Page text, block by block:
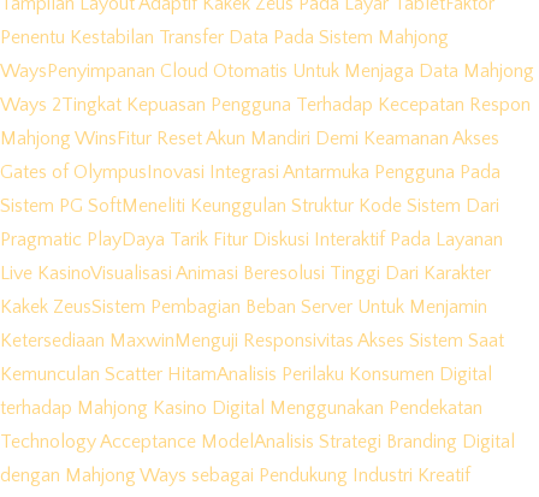
Penentu Kestabilan Transfer Data Pada Sistem Mahjong
Ways Penyimpanan Cloud Otomatis Untuk Menjaga Data Mahjong
Ways 2Tingkat Kepuasan Pengguna Terhadap Kecepatan Respon
Mahjong Wins Fitur Reset Akun Mandiri Demi Keamanan Akses
Gates of Olympus Inovasi Integrasi Antarmuka Pengguna Pada
Sistem PG SoftMeneliti Keunggulan Struktur Kode Sistem Dari
Pragmatic PlayDaya Tarik Fitur Diskusi Interaktif Pada Layanan
Live KasinoVisualisasi Animasi Beresolusi Tinggi Dari Karakter
Kakek ZeusSistem Pembagian Beban Server Untuk Menjamin
Ketersediaan Maxwin Menguji Responsivitas Akses Sistem Saat
Kemunculan Scatter HitamAnalisis Perilaku Konsumen Digital
terhadap Mahjong Kasino Digital Menggunakan Pendekatan
Technology Acceptance Model Analisis Strategi Branding Digital
dengan Mahjong Ways sebagai Pendukung Industri Kreatif